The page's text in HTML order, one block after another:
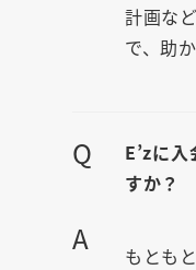
計画な
で、助
Q
E’zに
すか？
A
もとも